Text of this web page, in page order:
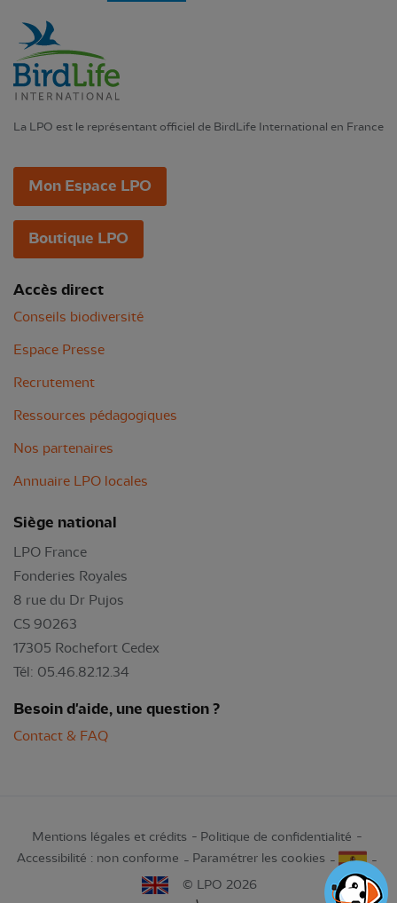
La LPO est le représentant officiel de BirdLife International en France
Mon Espace LPO
Boutique LPO
Accès direct
Conseils biodiversité
Espace Presse
Recrutement
Ressources pédagogiques
Nos partenaires
Annuaire LPO locales
Siège national
LPO France
Fonderies Royales
8 rue du Dr Pujos
CS 90263
17305 Rochefort Cedex
Tél: 05.46.82.12.34
Besoin d'aide, une question ?
Contact & FAQ
Mentions légales et crédits
Politique de confidentialité
Accessibilité : non conforme
Paramétrer les cookies
© LPO 2026